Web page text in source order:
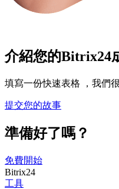
介紹您的Bitrix24
填寫一份快速表格 ，我們
提交您的故事
準備好了嗎？
免費開始
Bitrix24
工具